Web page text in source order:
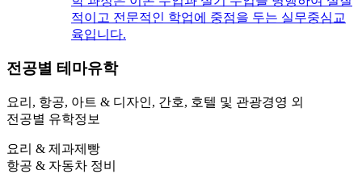
적이고 전문적인 학업에 중점을 두는 실무중심교
육입니다.
전공별 테마유학
요리, 항공, 아트 & 디자인, 간호, 호텔 및 관광경영 외
전공별 유학정보
요리 & 제과제빵
항공 & 자동차 정비